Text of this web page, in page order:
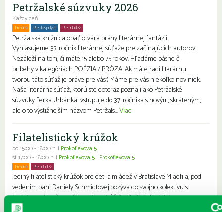
Petržalské súzvuky 2026
Každý deň
Pre deti Pre dospelých Pre mládež
Petržalská knižnica opäť otvára brány literárnej fantázii.
Vyhlasujeme 37. ročník literárnej súťaže pre začínajúcich autorov.
Nezáleží na tom, či máte 15 alebo 75 rokov. Hľadáme básne či
príbehy v kategóriách POÉZIA / PRÓZA. Ak máte radi literárnu
tvorbu táto súťaž je práve pre vás:) Máme pre vás niekoľko noviniek.
Naša literárna súťaž, ktorú ste doteraz poznali ako Petržalské
súzvuky Ferka Urbánka vstupuje do 37. ročníka s novým, skráteným,
ale o to výstižnejším názvom Petržals...Viac
Filatelistický krúžok
po 15:00 - 18:00 h. | Prokofievova 5
st 17:00 - 18:00 h. | Prokofievova 5 | Prokofievova 5
Pre deti Pre mládež
Jediný filatelistický krúžok pre deti a mládež v Bratislave Mladfila, pod
vedením pani Daniely Schmidtovej pozýva do svojho kolektívu s
bohatou a úspešnou činnosťou. Krúžok mladých filatelistov
zameraný na získavanie, triedenie a výmenu známok. Filatelisti sa